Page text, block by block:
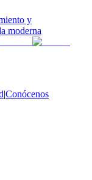
y
moderna
Conócenos